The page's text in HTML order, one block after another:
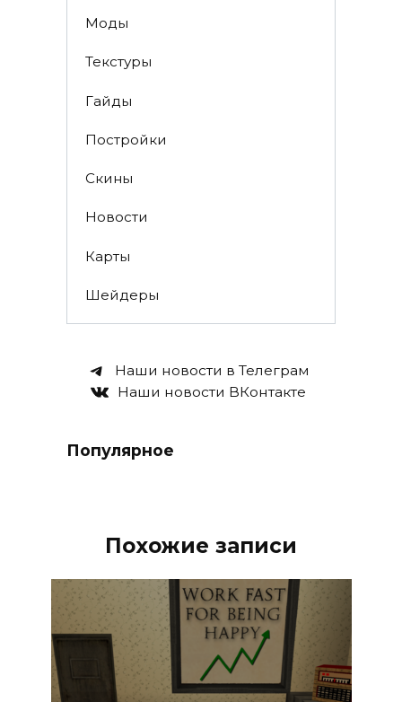
Моды
Текстуры
Гайды
Постройки
Скины
Новости
Карты
Шейдеры
Наши новости в Телеграм
Наши новости ВКонтакте
Популярное
Похожие записи